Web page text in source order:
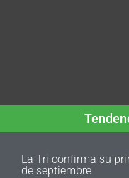
La Tri confirma su
de septiembre